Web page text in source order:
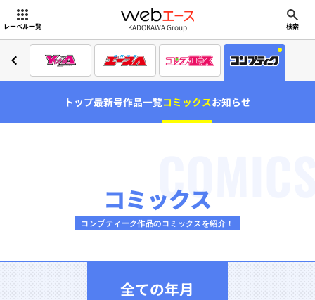
レーベル一覧 webエース
KADOKAWA Group 検索
トップ最新号作品一覧コミックスお知らせ
コミックス
コンプティーク作品のコミックスを紹介！
全ての年月